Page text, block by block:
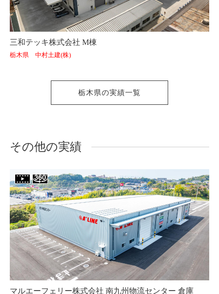
三和テッキ株式会社 M棟
栃木県 中村土建(株)
栃木県の実績一覧
その他の実績
マルエーフェリー株式会社 南九州物流センター 倉庫